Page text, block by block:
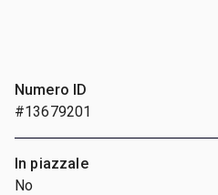
Numero ID
#13679201
In piazzale
No